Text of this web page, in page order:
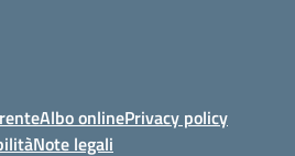
Albo onlinePrivacy policy
Note legali